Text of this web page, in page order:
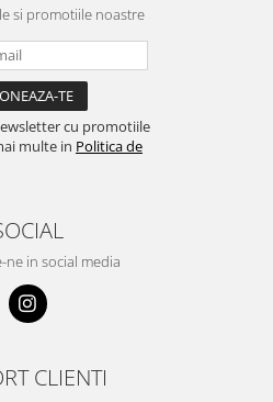
si promotiile noastre
cu promotiile
multe in Politica de
ne in social media
CLIENTI